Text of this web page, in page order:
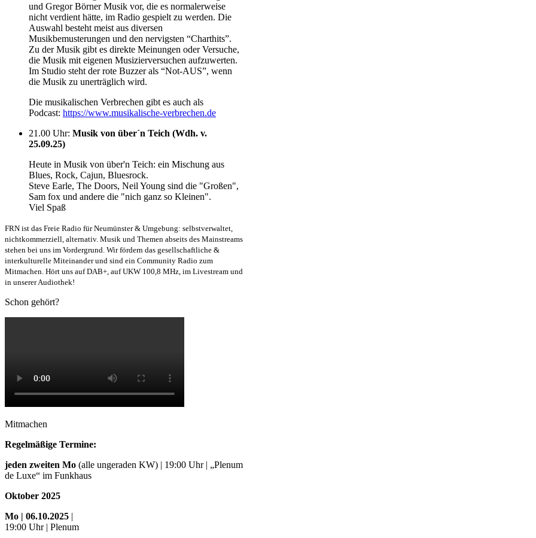
und Gregor Börner Musik vor, die es normalerweise
nicht verdient hätte, im Radio gespielt zu werden. Die
Auswahl besteht meist aus diversen
Musikbemusterungen und den nervigsten “Charthits”.
Zu der Musik gibt es direkte Meinungen oder Versuche,
die Musik mit eigenen Musizierversuchen aufzuwerten.
Im Studio steht der rote Buzzer als “Not-AUS”, wenn
die Musik zu unerträglich wird.
Die musikalischen Verbrechen gibt es auch als
Podcast: https://www.musikalische-verbrechen.de
21.00 Uhr: Musik von über´n Teich (Wdh. v.
25.09.25)
Heute in Musik von über'n Teich: ein Mischung aus
Blues, Rock, Cajun, Bluesrock.
Steve Earle, The Doors, Neil Young sind die "Großen",
Sam fox und andere die "nich ganz so Kleinen".
Viel Spaß
FRN ist das Freie Radio für Neumünster & Umgebung: selbstverwaltet,
nichtkommerziell, alternativ. Musik und Themen abseits des Mainstreams
stehen bei uns im Vordergrund. Wir fördern das gesellschaftliche &
interkulturelle Miteinander und sind ein Community Radio zum
Mitmachen. Hört uns auf DAB+, auf UKW 100,8 MHz, im Livestream und
in unserer Audiothek!
Schon gehört?
Mitmachen
Regelmäßige Termine:
jeden zweiten Mo (alle ungeraden KW) | 19:00 Uhr | „Plenum
de Luxe“ im Funkhaus
Oktober 2025
Mo | 06.10.2025 |
19:00 Uhr | Plenum